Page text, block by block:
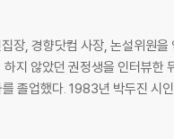
장, 경향닷컴 사장, 논설위원
지 않았던 권정생을 인터뷰한